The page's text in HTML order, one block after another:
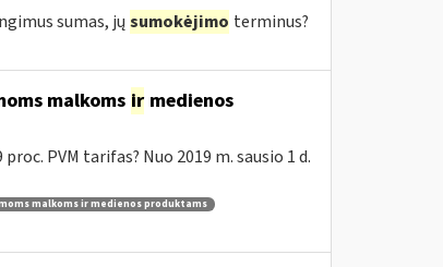
sumas, jų sumokėjimo terminus?
malkoms irmedienos
PVM tarifas? Nuo 2019 m. sausio 1 d.
malkoms ir medienos produktams